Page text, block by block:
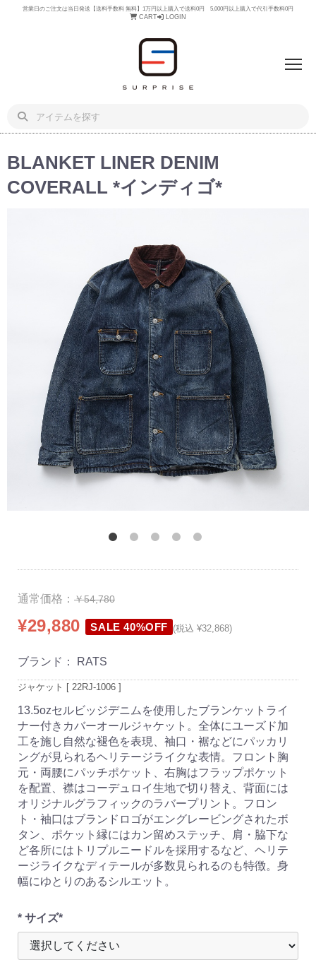
営業日のご注文は当日発送【送料手数料 無料】1万円以上購入で送料0円 5,000円以上購入で代引手数料0円
CART LOGIN
BLANKET LINER DENIM
COVERALL *インディゴ*
通常価格： ￥54,780
¥29,880 SALE 40%OFF (税込 ¥32,868)
ブランド： RATS
ジャケット [ 22RJ-1006 ]
13.5ozセルビッジデニムを使用したブランケットライ
ナー付きカバーオールジャケット。全体にユーズド加
工を施し自然な褪色を表現、袖口・裾などにパッカリ
ングが見られるヘリテージライクな表情。フロント胸
元・両腰にパッチポケット、右胸はフラップポケット
を配置、襟はコーデュロイ生地で切り替え、背面には
オリジナルグラフィックのラバープリント。フロン
ト・袖口はブランドロゴがエングレービングされたボ
タン、ポケット縁にはカン留めステッチ、肩・脇下な
ど各所にはトリプルニードルを採用するなど、ヘリテ
ージライクなディテールが多数見られるのも特徴。身
幅にゆとりのあるシルエット。
* サイズ*